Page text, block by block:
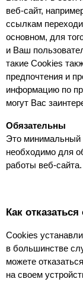
веб-сайт,
ссылкам
основном, для
и Ваш
такие Cookies
предпочтения и
информацию по
могут Вас
Обязательны
Это минимальный
необходимо для
работы веб-сайта.
Как
Cookies
в большинстве
можете
на своем